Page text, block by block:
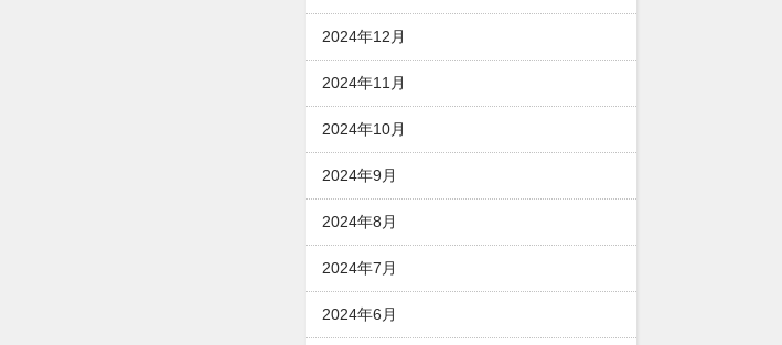
2024年12月
2024年11月
2024年10月
2024年9月
2024年8月
2024年7月
2024年6月